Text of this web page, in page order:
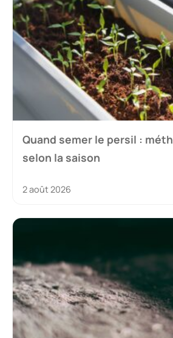
Quand semer le persil :
selon la saison
2 août 2026